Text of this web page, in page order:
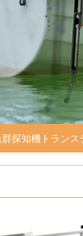
探知機トランス